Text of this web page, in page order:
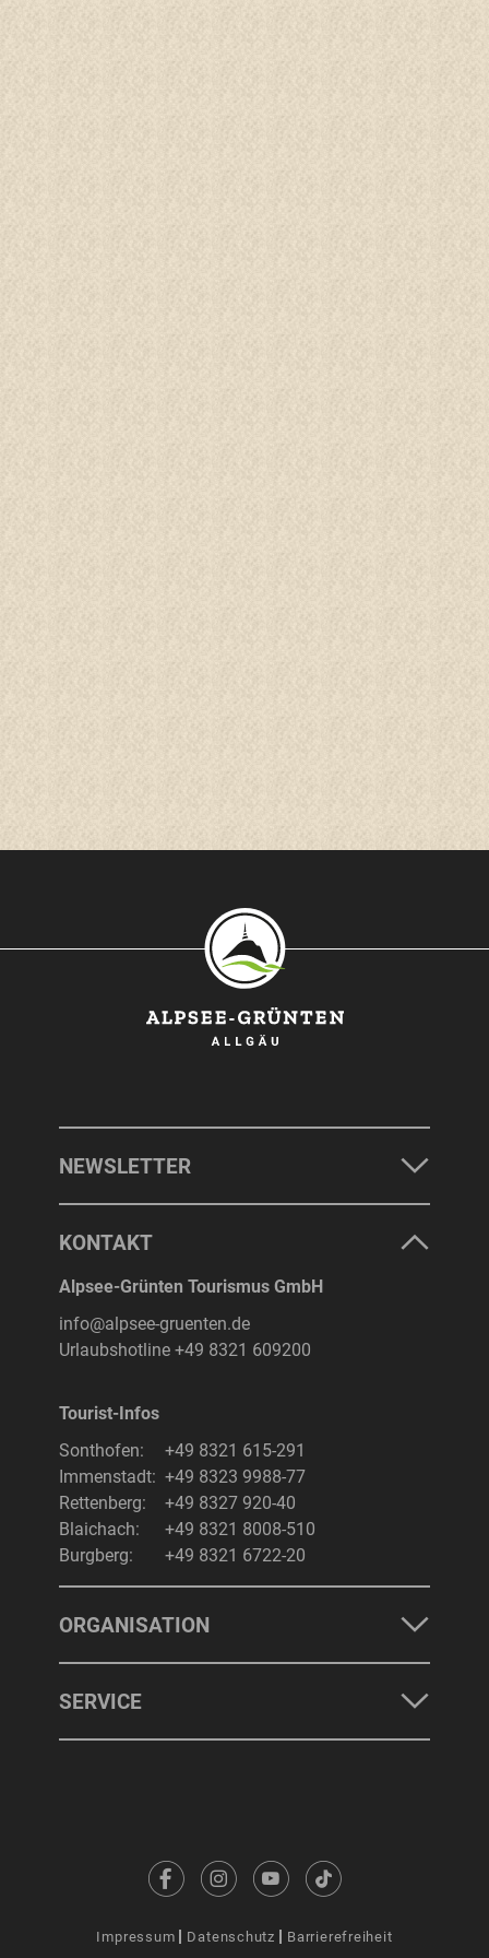
NEWSLETTER
KONTAKT
Alpsee-Grünten Tourismus GmbH
info@alpsee-gruenten.de
Urlaubshotline +49 8321 609200
Tourist-Infos
Sonthofen:
+49 8321 615-291
Immenstadt: +49 8323 9988-77
Rettenberg:
+49 8327 920-40
Blaichach:
+49 8321 8008-510
Burgberg:
+49 8321 6722-20
ORGANISATION
SERVICE
Impressum Datenschutz Barrierefreiheit